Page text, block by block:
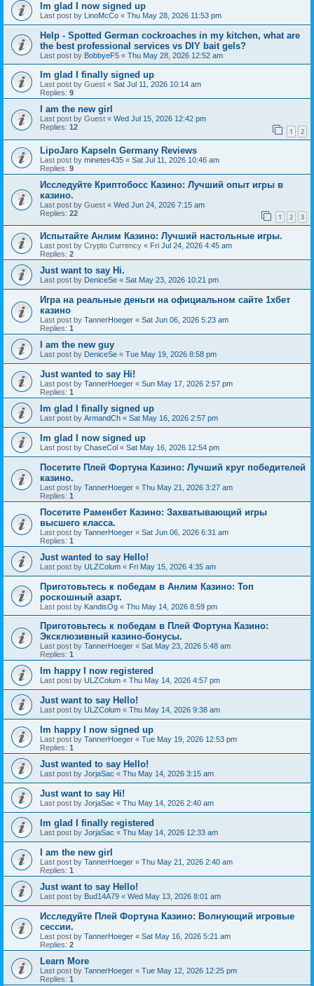
Im glad I now signed up
Last post by LinoMcCo « Thu May 28, 2026 11:53 pm
Help - Spotted German cockroaches in my kitchen, what are
the best professional services vs DIY bait gels?
Last post by BobbyeF5 « Thu May 28, 2026 12:52 am
Im glad I finally signed up
Last post by Guest « Sat Jul 11, 2026 10:14 am
Replies: 9
I am the new girl
Last post by Guest « Wed Jul 15, 2026 12:42 pm
Replies: 12 1 2
LipoJaro Kapseln Germany Reviews
Last post by minetes435 « Sat Jul 11, 2026 10:46 am
Replies: 9
Исследуйте Криптобосс Казино: Лучший опыт игры в
казино.
Last post by Guest « Wed Jun 24, 2026 7:15 am
Replies: 22 1 2 3
Испытайте Анлим Казино: Лучший настольные игры.
Last post by Crypto Currency « Fri Jul 24, 2026 4:45 am
Replies: 2
Just want to say Hi.
Last post by DeniceSe « Sat May 23, 2026 10:21 pm
Игра на реальные деньги на официальном сайте 1хбет
казино
Last post by TannerHoeger « Sat Jun 06, 2026 5:23 am
Replies: 1
I am the new guy
Last post by DeniceSe « Tue May 19, 2026 8:58 pm
Just wanted to say Hi!
Last post by TannerHoeger « Sun May 17, 2026 2:57 pm
Replies: 1
Im glad I finally signed up
Last post by ArmandCh « Sat May 16, 2026 2:57 pm
Im glad I now signed up
Last post by ChaseCol « Sat May 16, 2026 12:54 pm
Посетите Плей Фортуна Казино: Лучший круг победителей
казино.
Last post by TannerHoeger « Thu May 21, 2026 3:27 am
Replies: 1
Посетите Раменбет Казино: Захватывающий игры
высшего класса.
Last post by TannerHoeger « Sat Jun 06, 2026 6:31 am
Replies: 1
Just wanted to say Hello!
Last post by ULZColum « Fri May 15, 2026 4:35 am
Приготовьтесь к победам в Анлим Казино: Топ
роскошный азарт.
Last post by KandisOg « Thu May 14, 2026 8:59 pm
Приготовьтесь к победам в Плей Фортуна Казино:
Эксклюзивный казино-бонусы.
Last post by TannerHoeger « Sat May 23, 2026 5:48 am
Replies: 1
Im happy I now registered
Last post by ULZColum « Thu May 14, 2026 4:57 pm
Just want to say Hello!
Last post by ULZColum « Thu May 14, 2026 9:38 am
Im happy I now signed up
Last post by TannerHoeger « Tue May 19, 2026 12:53 pm
Replies: 1
Just wanted to say Hello!
Last post by JorjaSac « Thu May 14, 2026 3:15 am
Just want to say Hi!
Last post by JorjaSac « Thu May 14, 2026 2:40 am
Im glad I finally registered
Last post by JorjaSac « Thu May 14, 2026 12:33 am
I am the new girl
Last post by TannerHoeger « Thu May 21, 2026 2:40 am
Replies: 1
Just want to say Hello!
Last post by Bud14A79 « Wed May 13, 2026 8:01 am
Исследуйте Плей Фортуна Казино: Волнующий игровые
сессии.
Last post by TannerHoeger « Sat May 16, 2026 5:21 am
Replies: 2
Learn More
Last post by TannerHoeger « Tue May 12, 2026 12:25 pm
Replies: 1